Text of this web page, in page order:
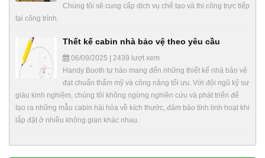
Chúng tôi sẽ cung cấp dịch vụ chế tạo và thi công trực tiếp
tại công trình.
Thết kế cabin nhà bảo vệ theo yêu cầu
06/09/2025 | 2439 lượt xem
Handy Booth tự hào mang đến những thiết kế nhà bảo vệ
đạt chuẩn thẩm mỹ và công năng tối ưu. Với đội ngũ kỹ sư
giàu kinh nghiệm, chúng tôi không ngừng nghiên cứu và phát triển để
tạo ra những mẫu cabin hài hòa về kích thước, đảm bảo tính linh hoạt khi
lắp đặt ở nhiều không gian khác nhau.